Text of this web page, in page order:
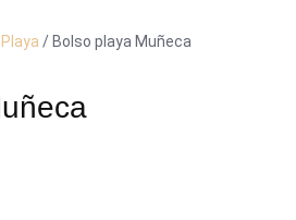
/ Bolso playa Muñeca